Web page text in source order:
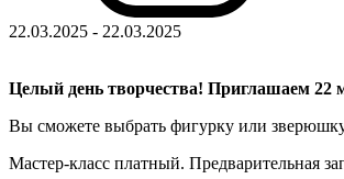
22.03.2025 - 22.03.2025
Целый день творчества! Приглашаем 22
Вы сможете выбрать фигурку или
Мастер-класс платный. Предварительная